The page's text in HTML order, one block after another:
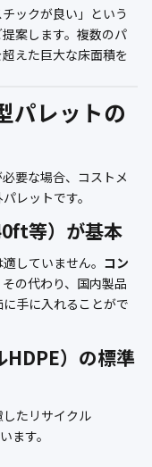
ックが良い」という
案します。複数のパ
えた巨大な床面積を
パレットの
要な場合、コストメ
レットです。
等）が基本
していません。 コン
の代わり、国内製品
手に入れることがで
HDPE）の標準
たリサイクル
ます。